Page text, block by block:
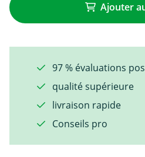
Ajouter
97 % évaluations
qualité supérieure
livraison rapide
Conseils pro